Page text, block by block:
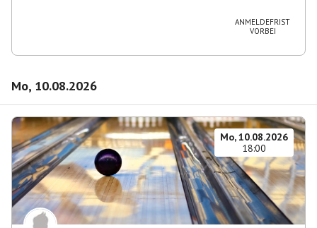
ANMELDEFRIST
VORBEI
Mo, 10.08.2026
Mo, 10.08.2026
18:00